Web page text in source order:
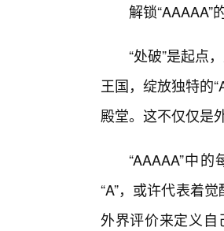
解锁“AAAAA”
“处破”是起点
王国，绽放独特的
殿堂。这不仅仅是
“AAAAA”中
“A”，或许代表着
外界评价来定义